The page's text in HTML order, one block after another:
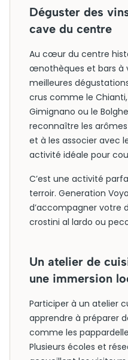
Déguster des
cave du centre
Au cœur du centre
œnothèques et bars à
meilleures
crus comme le
Gimignano ou le
reconnaître les
et à les associer avec
activité idéale pour
C’est une activité
terroir. Generation
d’accompagner votre
crostini al lardo ou
Un atelier de
une immersion
Participer à un atelier
apprendre à préparer
comme les
Plusieurs écoles et